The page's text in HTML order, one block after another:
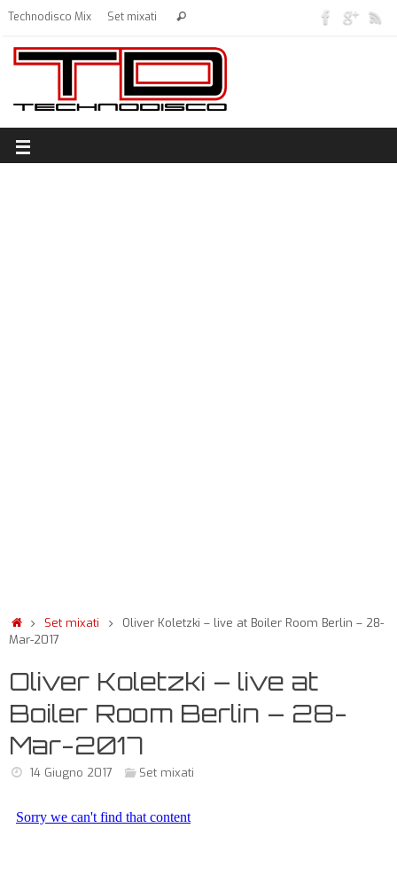
Technodisco Mix Set mixati
Set mixati
Oliver Koletzki – live at Boiler Room Berlin – 28-
Mar-2017
Oliver Koletzki – live at
Boiler Room Berlin – 28-
Mar-2017
14 Giugno 2017 Set mixati